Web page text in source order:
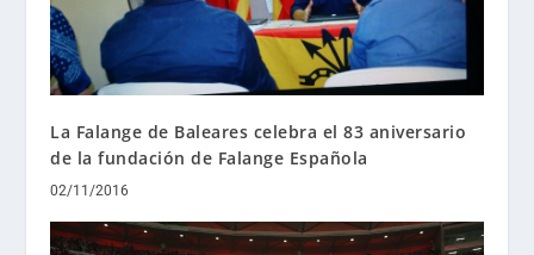
La Falange de Baleares celebra el 83 aniversario
de la fundación de Falange Española
02/11/2016